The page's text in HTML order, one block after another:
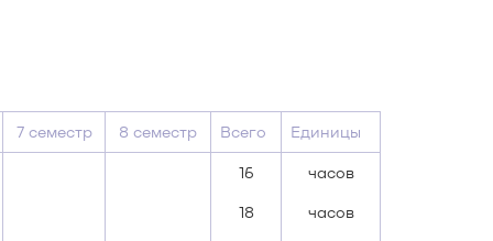
7 семестр 8 семестр Всего Единицы
16 часов
18 часов